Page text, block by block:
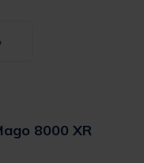
8000 XR